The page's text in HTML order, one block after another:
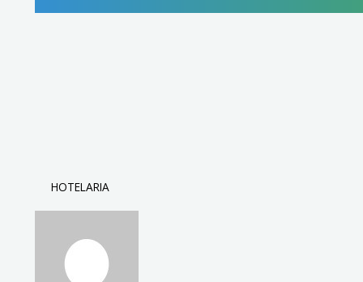
HOTELARIA